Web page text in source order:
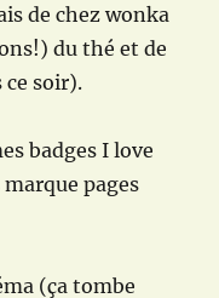
de chez wonka
du thé et de
ce soir).
badges I love
pages
(ça tombe